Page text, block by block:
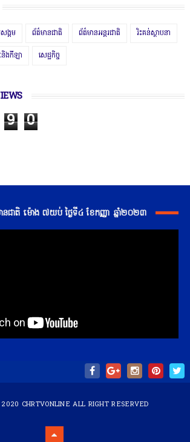
ង្គម ព័ត៌មានជាតិ ព័ត៌មានអន្តរជាតិ រិះគន់ស្ថាបនា
ងកីឡា សេដ្ឋកិច្ច
9 0
ជាតិ ម៉ោង ៧យប់ ថ្ងៃទី៤ ខែកញ្ញា ឆ្នាំ២០២៣
2020 CHRTVONLINE ALL RIGHT RESERVED